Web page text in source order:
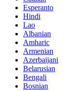
Esperanto
Hindi
Lao
Albanian
Amharic
Armenian
Azerbaijani
Belarusian
Bengali
Bosnian